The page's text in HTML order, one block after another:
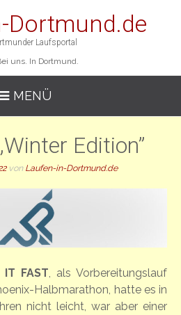
Dortmund.de
Laufsportal
uns. In Dortmund.
MENÜ
Edition”
von Laufen-in-Dortmund.de
IT FAST, als Vorbereitungslauf
Halbmarathon, hatte es in
nicht leicht, war aber einer